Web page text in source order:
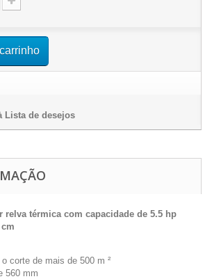
Lista de desejos
relva térmica com capacidade de 5.5 hp
corte de mais de 500 m ²
560 mm